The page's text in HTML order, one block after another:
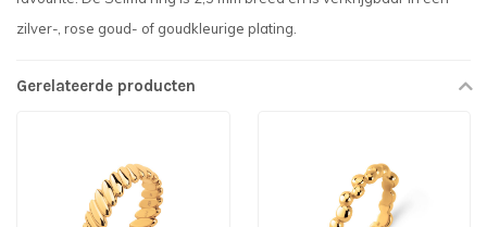
zilver-, rose goud- of goudkleurige plating.
Gerelateerde producten